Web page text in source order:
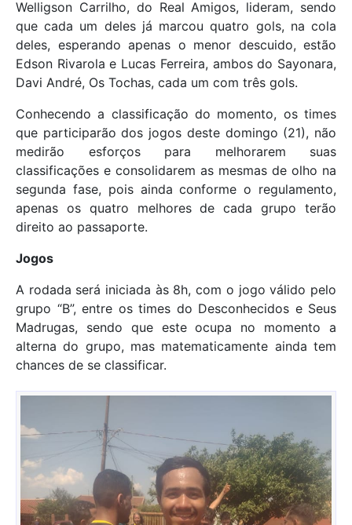
Welligson Carrilho, do Real Amigos, lideram, sendo
que cada um deles já marcou quatro gols, na cola
deles, esperando apenas o menor descuido, estão
Edson Rivarola e Lucas Ferreira, ambos do Sayonara,
Davi André, Os Tochas, cada um com três gols.
Conhecendo a classificação do momento, os times
que participarão dos jogos deste domingo (21), não
medirão esforços para melhorarem suas
classificações e consolidarem as mesmas de olho na
segunda fase, pois ainda conforme o regulamento,
apenas os quatro melhores de cada grupo terão
direito ao passaporte.
Jogos
A rodada será iniciada às 8h, com o jogo válido pelo
grupo “B”, entre os times do Desconhecidos e Seus
Madrugas, sendo que este ocupa no momento a
alterna do grupo, mas matematicamente ainda tem
chances de se classificar.